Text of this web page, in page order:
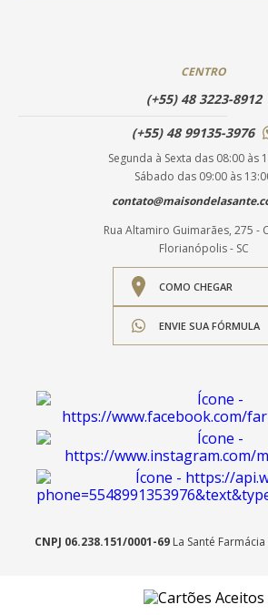
CENTRO
(+55) 48 3223-8912
(+55) 48 99135-3976
Segunda à Sexta das 08:00 às
Sábado das 09:00 às
Rua Altamiro Guimarães, 275 -
Florianópolis - SC
COMO CHEGAR
ENVIE SUA FÓRMULA
CNPJ 06.238.151/0001-69La Santé